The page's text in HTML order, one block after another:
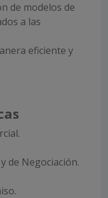
de modelos de
a las
eficiente y
de Negociación.